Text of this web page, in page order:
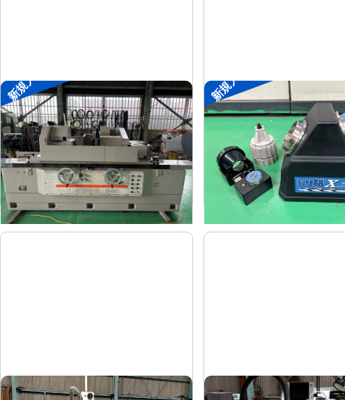
新規入荷
円筒研削盤
メーカー シギヤ精機
形 式GP-30B-100H
年 式1991
新規入荷
ドリル研削盤
メーカー ニシガキ
形 式ドリ研Xシンニン
式 -
平面研削盤 平面研削盤